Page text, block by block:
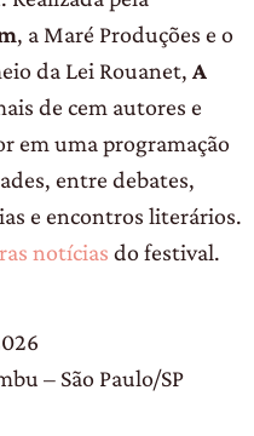
, a Maré Produções e o
da Lei Rouanet, A
de cem autores e
em uma programação
entre debates,
e encontros literários.
notícias do festival.
– São Paulo/SP